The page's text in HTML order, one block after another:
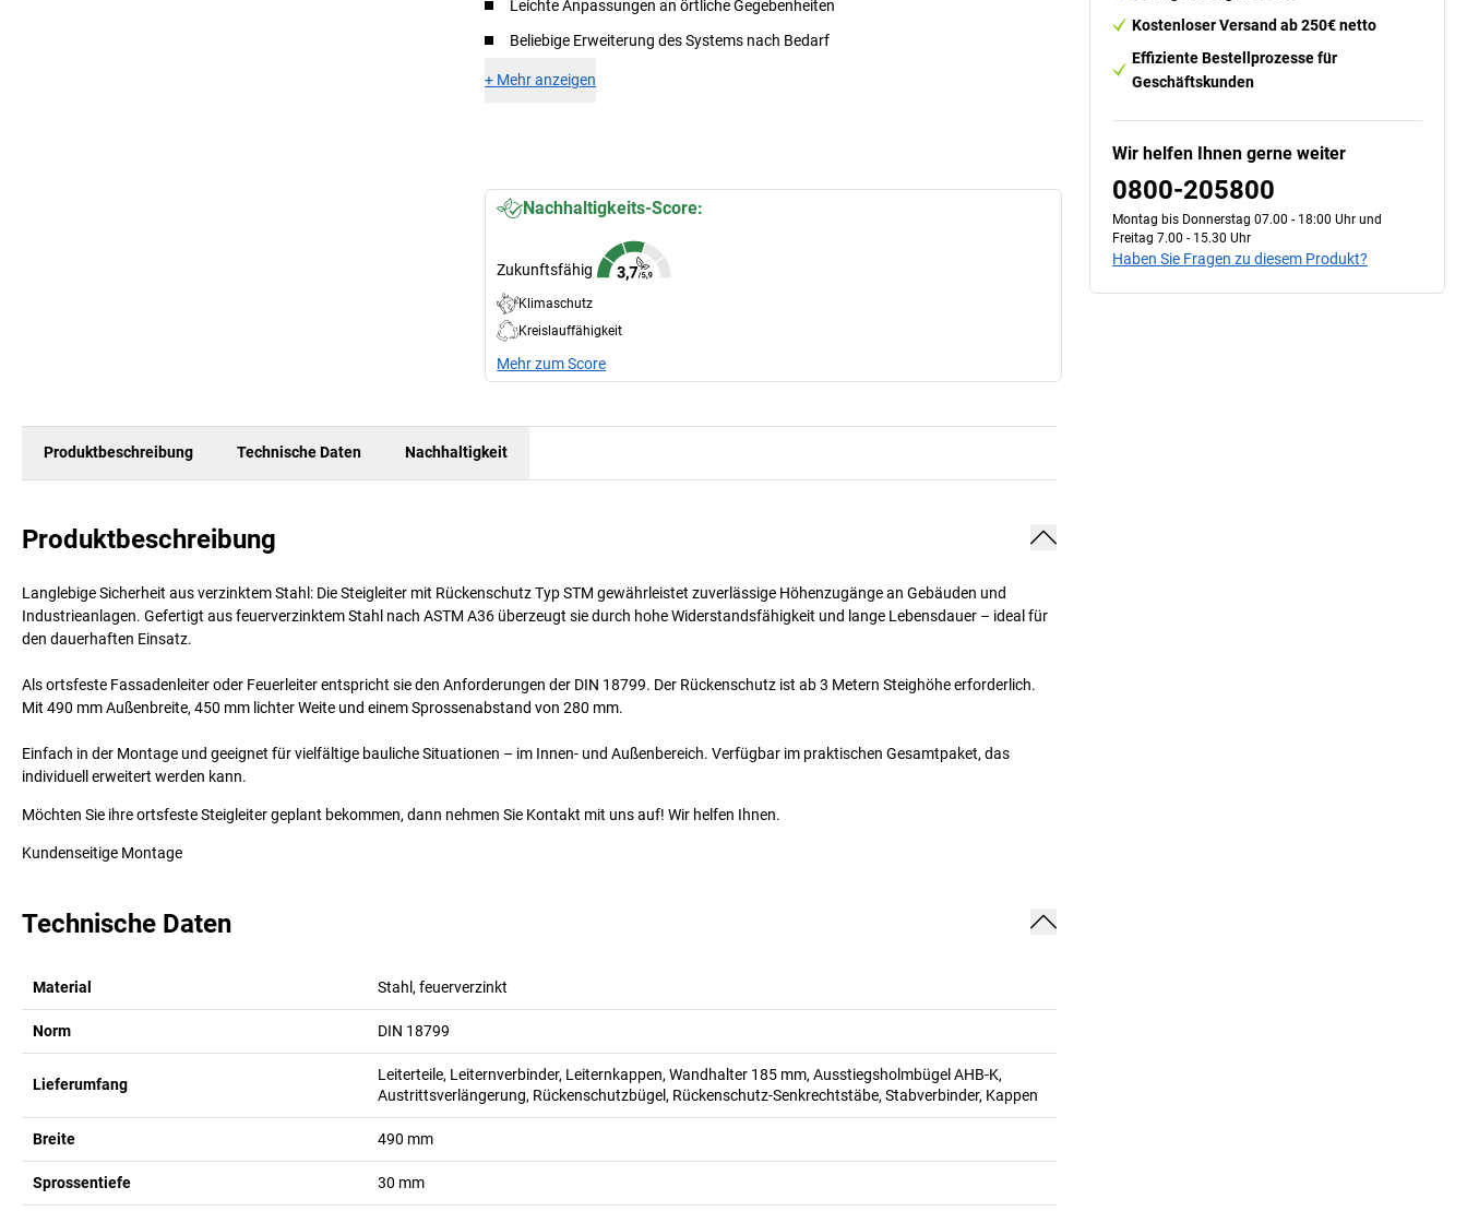
Leichte Anpassungen an örtliche Gegebenheiten
Beliebige Erweiterung des Systems nach Bedarf
+ Mehr anzeigen
Nachhaltigkeits-Score:
Zukunftsfähig
Klimaschutz
Kreislauffähigkeit
Mehr zum Score
Produktbeschreibung Technische Daten Nachhaltigkeit
Produktbeschreibung
Langlebige Sicherheit aus verzinktem Stahl: Die Steigleiter mit Rückenschutz Typ STM gewährleistet zuverlässige Höhenzugänge an Gebäuden und
Industrieanlagen. Gefertigt aus feuerverzinktem Stahl nach ASTM A36 überzeugt sie durch hohe Widerstandsfähigkeit und lange Lebensdauer – ideal für
den dauerhaften Einsatz.
Als ortsfeste Fassadenleiter oder Feuerleiter entspricht sie den Anforderungen der DIN 18799. Der Rückenschutz ist ab 3 Metern Steighöhe erforderlich.
Mit 490 mm Außenbreite, 450 mm lichter Weite und einem Sprossenabstand von 280 mm.
Einfach in der Montage und geeignet für vielfältige bauliche Situationen – im Innen- und Außenbereich. Verfügbar im praktischen Gesamtpaket, das
individuell erweitert werden kann.
Möchten Sie ihre ortsfeste Steigleiter geplant bekommen, dann nehmen Sie Kontakt mit uns auf! Wir helfen Ihnen.
Kundenseitige Montage
Technische Daten
Material Stahl, feuerverzinkt
Norm DIN 18799
Lieferumfang
Leiterteile, Leiternverbinder, Leiternkappen, Wandhalter 185 mm, Ausstiegsholmbügel AHB-K,
Austrittsverlängerung, Rückenschutzbügel, Rückenschutz-Senkrechtstäbe, Stabverbinder, Kappen
Breite 490 mm
Sprossentiefe 30 mm
Kostenloser Versand ab 250€ netto
Effiziente Bestellprozesse für
Geschäftskunden
Wir helfen Ihnen gerne weiter
0800-205800
Montag bis Donnerstag 07.00 - 18:00 Uhr und
Freitag 7.00 - 15.30 Uhr
Haben Sie Fragen zu diesem Produkt?